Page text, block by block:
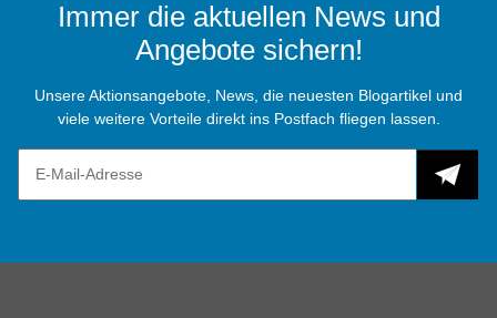
Immer die aktuellen News und
Angebote sichern!
Unsere Aktionsangebote, News, die neuesten Blogartikel und
viele weitere Vorteile direkt ins Postfach fliegen lassen.